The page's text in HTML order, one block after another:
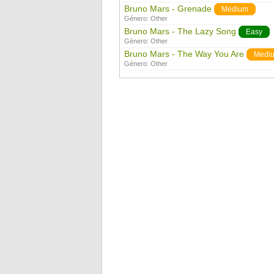
Bruno Mars - Grenade Medium
Género: Other
Bruno Mars - The Lazy Song Easy
Género: Other
Bruno Mars - The Way You Are
Género: Other